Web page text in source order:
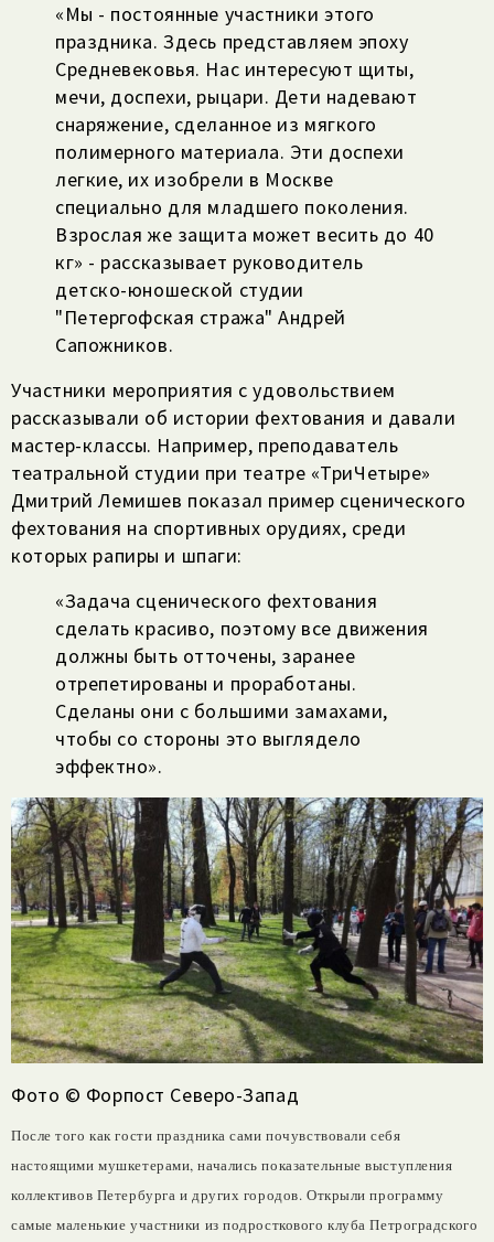
«Мы - постоянные участники этого
праздника. Здесь представляем эпоху
Средневековья. Нас интересуют щиты,
мечи, доспехи, рыцари. Дети надевают
снаряжение, сделанное из мягкого
полимерного материала. Эти доспехи
легкие, их изобрели в Москве
специально для младшего поколения.
Взрослая же защита может весить до 40
кг» - рассказывает руководитель
детско-юношеской студии
"Петергофская стража" Андрей
Сапожников.
Участники мероприятия с удовольствием
рассказывали об истории фехтования и давали
мастер-классы. Например, преподаватель
театральной студии при театре «ТриЧетыре»
Дмитрий Лемишев показал пример сценического
фехтования на спортивных орудиях, среди
которых рапиры и шпаги:
«Задача сценического фехтования
сделать красиво, поэтому все движения
должны быть отточены, заранее
отрепетированы и проработаны.
Сделаны они с большими замахами,
чтобы со стороны это выглядело
эффектно».
Фото © Форпост Северо-Запад
После того как гости праздника сами почувствовали себя
настоящими мушкетерами, начались показательные выступления
коллективов Петербурга и других городов. Открыли программу
самые маленькие участники из подросткового клуба Петроградского